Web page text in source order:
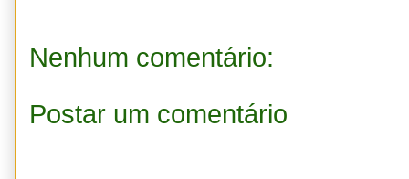
Nenhum comentário:
Postar um comentário